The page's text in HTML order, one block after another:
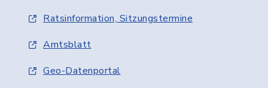
Ratsinformation, Sitzungstermine
Amtsblatt
Geo-Datenportal